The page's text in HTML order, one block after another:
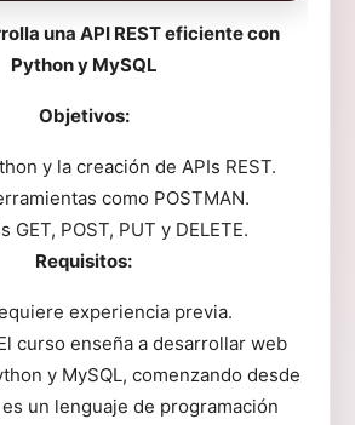
una API REST eficiente con
Python y MySQL
Objetivos:
y la creación de APIs REST.
como POSTMAN.
GET, POST, PUT y DELETE.
Requisitos:
experiencia previa.
curso enseña a desarrollar web
y MySQL, comenzando desde
un lenguaje de programación